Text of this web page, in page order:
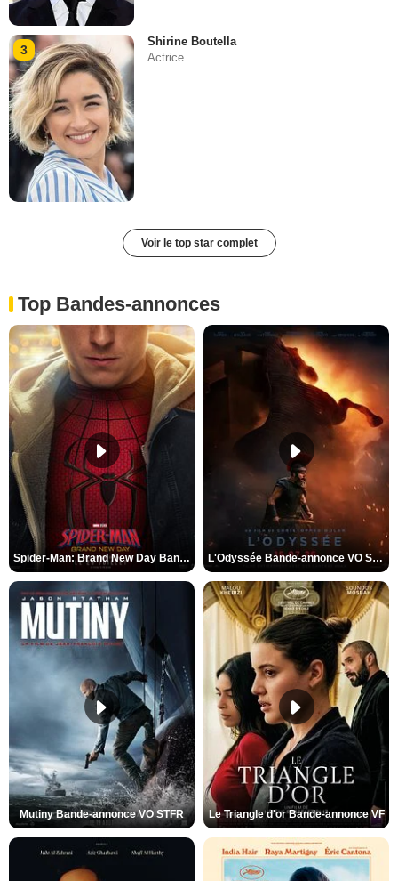
3
Shirine Boutella
Actrice
Voir le top star complet
Top Bandes-annonces
Spider-Man: Brand New Day Bande-annonce VO STFR L'Odyssée Bande-annonce VO STFR
Mutiny Bande-annonce VO STFR Le Triangle d'or Bande-annonce VF